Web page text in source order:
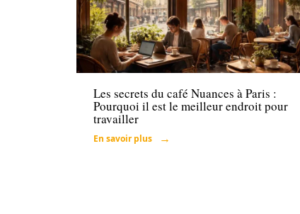
Loisirs
Les secrets du café Nuances à Paris :
Pourquoi il est le meilleur endroit pour
travailler
En savoir plus